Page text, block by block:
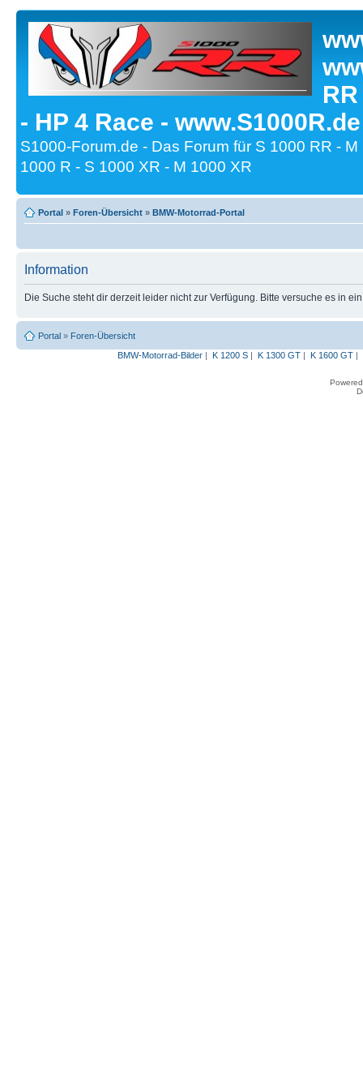
- HP 4 Race -
S1000-Forum.de - Das Forum für S 1000 RR -
1000 R - S 1000 XR - M 1000 XR
Portal » Foren-Übersicht » BMW-Motorrad-Portal
Information
Die Suche steht dir derzeit leider nicht zur Verfügung. Bitte versuche es in
Portal » Foren-Übersicht
BMW-Motorrad-Bilder| K 1200 S| K 1300 GT| K 1600 GT|